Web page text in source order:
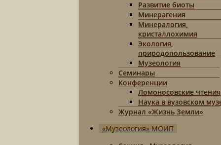
Развитие биоты
Минерагения
Минералогия,
кристаллохимия
Экология,
природопользование
Музеология
Семинары
Конференции
Ломоносовские чтения
Наука в вузовском
Журнал «Жизнь Земли»
«Музеология» МОИП